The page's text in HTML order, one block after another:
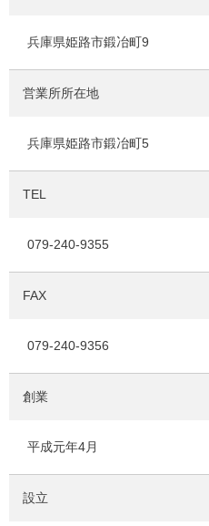
兵庫県姫路市鍛冶町9
営業所所在地
兵庫県姫路市鍛冶町5
TEL
079-240-9355
FAX
079-240-9356
創業
平成元年4月
設立